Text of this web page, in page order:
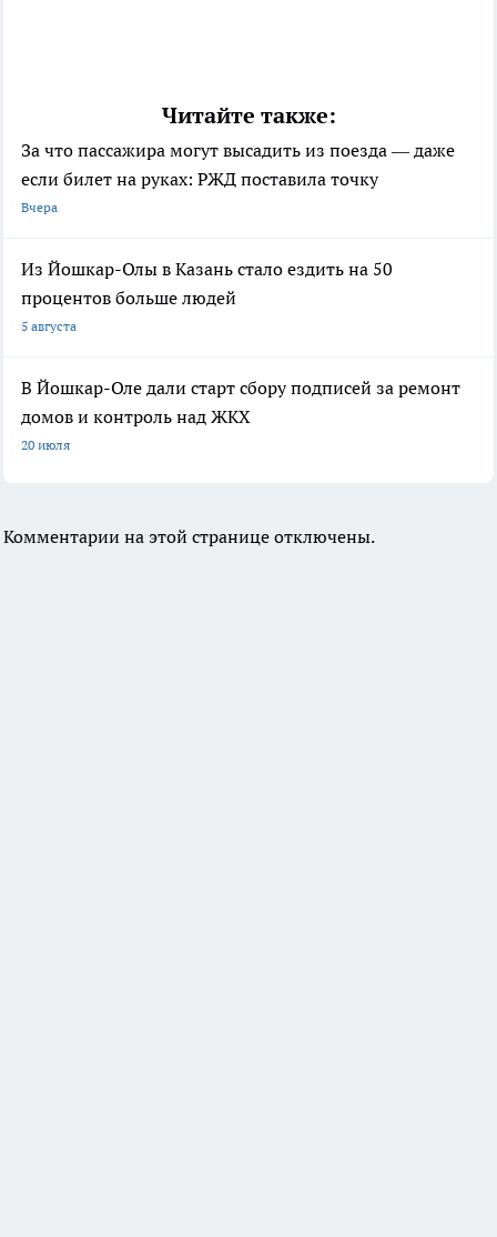
Читайте также:
За что пассажира могут высадить из поезда — даже
если билет на руках: РЖД поставила точку
Вчера
Из Йошкар-Олы в Казань стало ездить на 50
процентов больше людей
5 августа
В Йошкар-Оле дали старт сбору подписей за ремонт
домов и контроль над ЖКХ
20 июля
Комментарии на этой странице отключены.